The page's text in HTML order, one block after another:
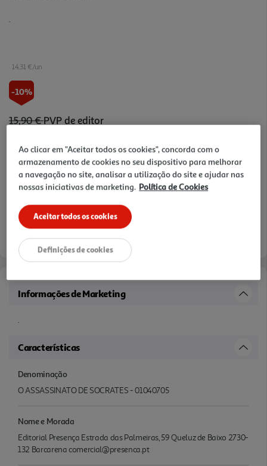
14.31 €/un
-10%
15,90 €PVP de editor
Notas de preparação
Informações de Marketing
.
Características
Denominação
O ASSASSINATO DE SOCRATES - 01040705
Nome e Morada
Editorial Presença Estrada das Palmeiras, 59 Queluz de Baixo 2730-
132 Barcarena comercial@presenca.pt
Ao clicar em "Aceitar todos os cookies", concorda com o
armazenamento de cookies no seu dispositivo para melhorar
a navegação no site, analisar a utilização do site e ajudar nas
nossas iniciativas de marketing. Política de Cookies
Aceitar todos os cookies
Definições de cookies